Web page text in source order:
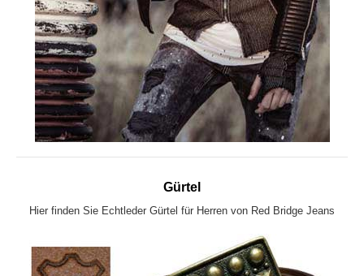
Gürtel
Hier finden Sie Echtleder Gürtel für Herren von Red Bridge Jeans